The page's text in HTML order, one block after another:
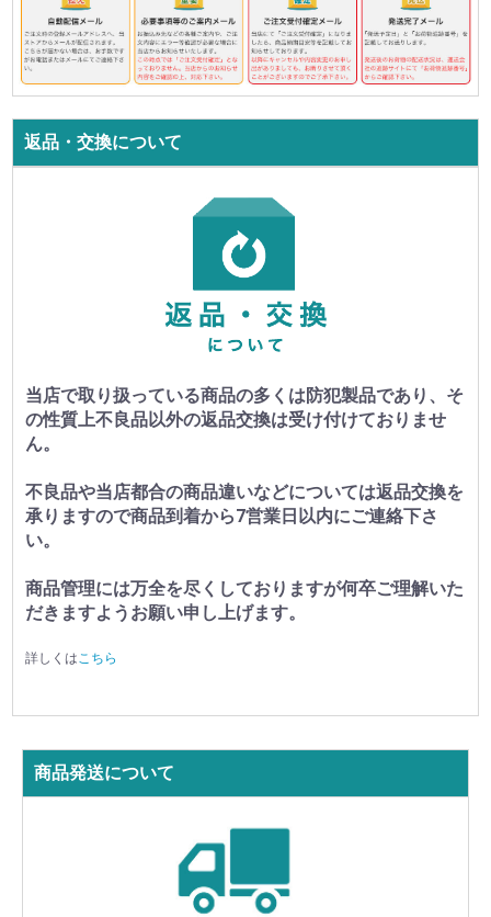
返品・交換について
当店で取り扱っている商品の多くは防犯製品であり、そ
の性質上不良品以外の返品交換は受け付けておりませ
ん。
不良品や当店都合の商品違いなどについては返品交換を
承りますので商品到着から7営業日以内にご連絡下さ
い。
商品管理には万全を尽くしておりますが何卒ご理解いた
だきますようお願い申し上げます。
詳しくはこちら
商品発送について